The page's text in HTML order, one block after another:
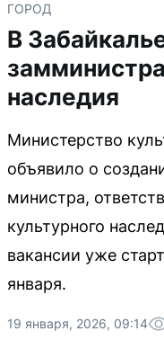
ГОРОД
В
наследия
Министерство
объявило о
министра,
культурного
вакансии уже
января.
19 января, 2026, 09:14